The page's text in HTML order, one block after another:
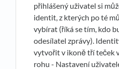
přihlášený uživatel si
identit, z kterých po té
vybírat (říká se tím, kdo
odesílatel zprávy).
vytvořit v ikoně tří teček
rohu - Nastavení